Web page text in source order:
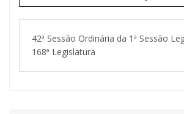
42ª Sessão Ordinária da 1ª Sessão
168ª Legislatura